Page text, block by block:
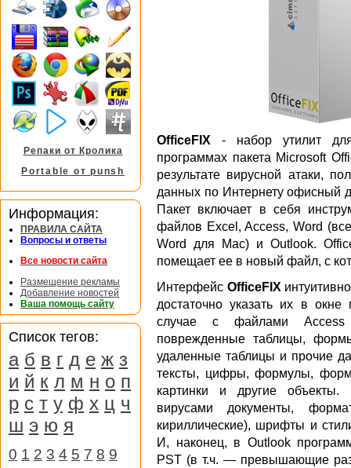
OfficeFIX - набор утилит
программах пакета Microsoft
результате вирусной атаки,
данных по Интернету офисный
Пакет включает в себя
файлов Excel, Access, Word
Word для Mac) и Outlook.
помещает ее в новый файл, с
Интерфейс OfficeFIX
достаточно указать их в
случае с файлами Access
поврежденные таблицы,
удаленные таблицы и прочие
тексты, цифры, формулы,
картинки и другие объекты.
вирусами документы,
кириллические), шрифты и
И, наконец, в Outlook
PST (в т.ч. — превышающие
Репаки от Кролика
Portable от punsh
Информация:
ПРАВИЛА САЙТА
Вопросы и ответы
Все новости сайта
Размещение рекламы
Добавление новостей
Ваша помощь сайту
Список тегов:
а б в г д е ж з
и й к л м н о п
р с т у ф х ц ч
ш э ю я
0 1 2 3 4 5 7 8 9